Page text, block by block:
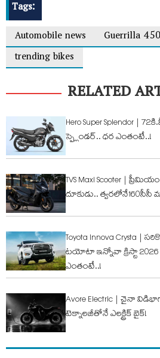
Tags:
Automobile news
Guerrilla 450
trending bikes
RELATED
Hero Super Splendor
స్ప్లెండర్.. ధర ఎంతంటే..!
TVS Maxi Scooter |
దూకుడు.. త్వరలోనే160సీసీ
Toyota Innova Crysta |
టయోటా ఇన్నోవా క్రిస్టా
ఎంతంటే..!
Avore Electric | చైనా
టెక్నాలజీతోనే ఎలక్ట్రిక్ బైక్!